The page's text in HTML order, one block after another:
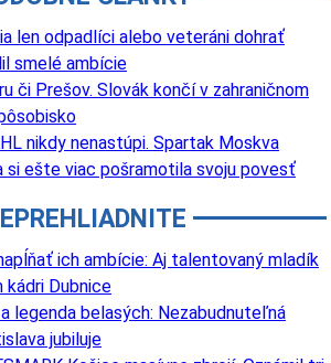
len odpadlíci alebo veteráni dohrať
smelé ambície
či Prešov. Slovák končí v zahraničnom
nikdy nenastúpi. Spartak Moskva
si ešte viac pošramotila svoju povesť
ich ambície: Aj talentovaný mladík
Dubnice
legenda belasých: Nezabudnuteľná
jubiluje